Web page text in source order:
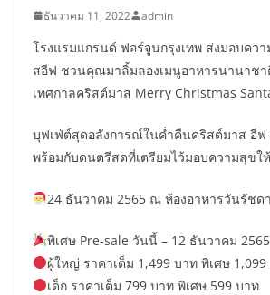
ธันวาคม 11, 2022 admin
โรงแรมแกรนด์ ฟอร์จูนกรุงเทพ ส่งมอบคว
สอีฟ ชวนคุณมาลิ้มลองเมนูอาหารนานาชา
เทศกาลคริสต์มาส Merry Christmas
บุฟเฟ่ต์สุดอลังการณ์ในค่ำคืนคริสต์มาส อีฟ
พร้อมกับดนตรีสดที่เตรียมไว้มอบความสุขใ
24 ธันวาคม 2565 ณ ห้องอาหารวันรัชดา
พิเศษ Pre-sale วันนี้ – 12 ธันวาคม
ผู้ใหญ่ ราคาเต็ม 1,499 บาท พิเศษ
เด็ก ราคาเต็ม 799 บาท พิเศษ 599 บาท